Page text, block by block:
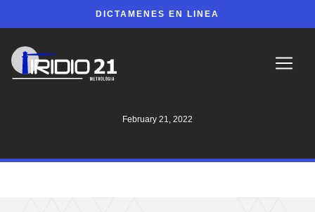
DICTAMENES EN LINEA
February 21, 2022